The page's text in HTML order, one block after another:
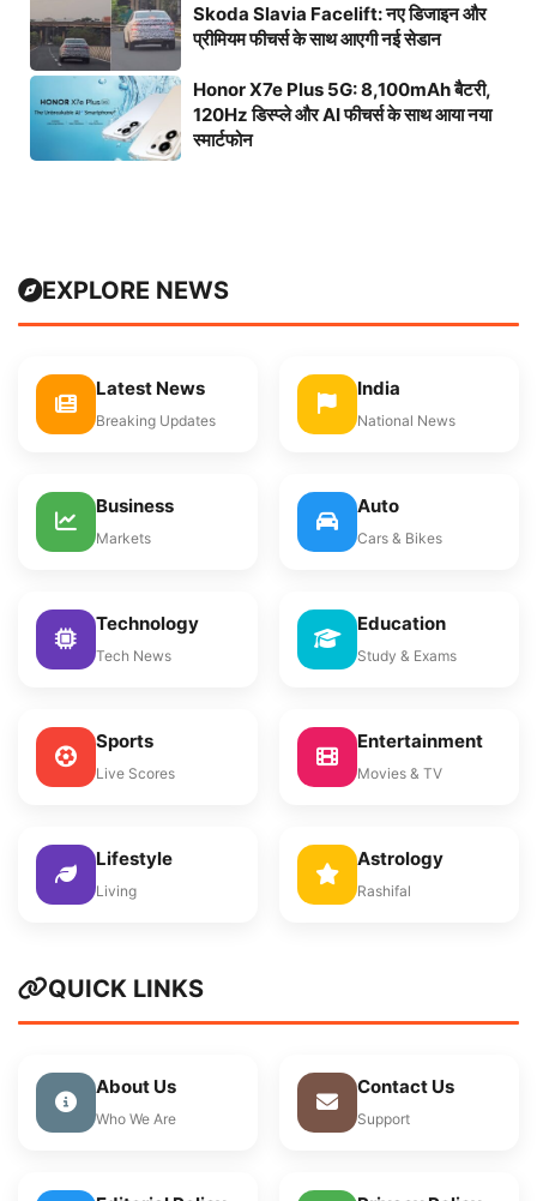
Skoda Slavia Facelift: नए डिजाइन और
प्रीमियम फीचर्स के साथ आएगी नई सेडान
Honor X7e Plus 5G: 8,100mAh बैटरी,
120Hz डिस्प्ले और AI फीचर्स के साथ आया नया
स्मार्टफोन
EXPLORE NEWS
Latest News
Breaking Updates
India
National News
Business
Markets
Auto
Cars & Bikes
Technology
Tech News
Education
Study & Exams
Sports
Live Scores
Entertainment
Movies & TV
Lifestyle
Living
Astrology
Rashifal
QUICK LINKS
About Us
Who We Are
Contact Us
Support